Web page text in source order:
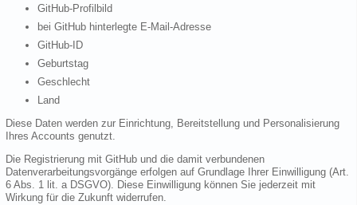
GitHub-Profilbild
bei GitHub hinterlegte E-Mail-Adresse
GitHub-ID
Geburtstag
Geschlecht
Land
Diese Daten werden zur Einrichtung, Bereitstellung und Personalisierung
Ihres Accounts genutzt.
Die Registrierung mit GitHub und die damit verbundenen
Datenverarbeitungsvorgänge erfolgen auf Grundlage Ihrer Einwilligung (Art.
6 Abs. 1 lit. a DSGVO). Diese Einwilligung können Sie jederzeit mit
Wirkung für die Zukunft widerrufen.